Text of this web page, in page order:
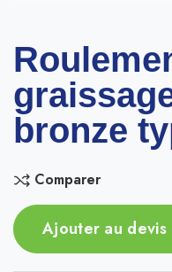
bronze
Comparer
Ajouter au devis